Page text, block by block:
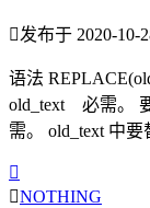
发布于 2020-10-
语法
old_text 必需。
需。 old_text 中要

NOTHING